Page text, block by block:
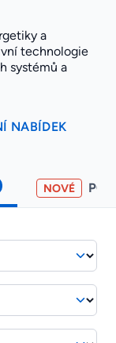
a
technologie
systémů a
NABÍDEK
NOVÉ